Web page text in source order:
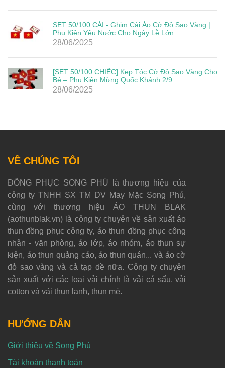
SET 50/100 CÁI - Ghim Cài Áo Cờ Đỏ Sao Vàng |
Phụ Kiện Yêu Nước Cho Ngày Lễ Lớn
28/06/2025
[SET 50/100 CHIẾC] Kẹp Tóc Cờ Đỏ Sao Vàng Cho
Bé – Phụ Kiện Mừng Quốc Khánh 2/9
28/06/2025
VỀ CHÚNG TÔI
ĐỒNG PHỤC SONG PHÚ là thương hiệu của
công ty TNHH SX TM DV May Mặc Song Phú,
cùng với thương hiệu ÁO THUN BLAK
(aothunblak.vn) là công ty chuyên về sản xuất áo
thun đồng phục công ty, áo thun đồng phục công
nhân - văn phòng, áo lớp, áo nhóm, áo thun sự
kiện, áo thun quảng cáo, áo thun quán... và áo cờ
đỏ sao vàng và cả tạp dề nữa. Công ty chuyên
sản xuất với các loại vải chính là vải cá sấu, vải
cotton và vải thun lạnh, thun mè.
HƯỚNG DẪN
Giới thiệu về Song Phú
Tài khoản thanh toán